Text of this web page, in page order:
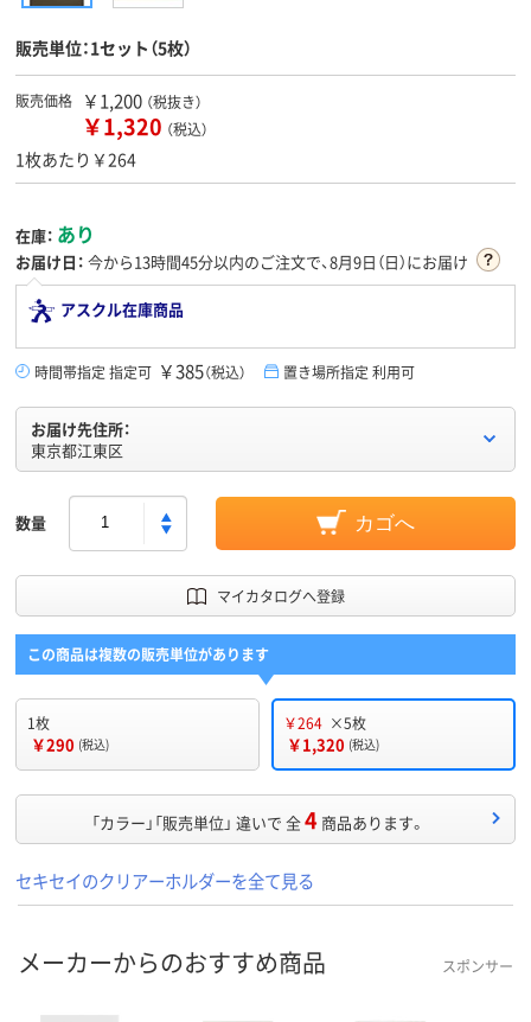
販売単位：1セット（5枚）
販売価格 ￥1,200 （税抜き）
￥1,320 （税込）
1枚あたり￥264
在庫： あり
お届け日： 今から13時間45分以内のご注文で、8月9日（日）にお届け
アスクル在庫商品
時間帯指定 指定可 ￥385（税込） 置き場所指定 利用可
お届け先住所：
東京都江東区
数量 カゴへ
マイカタログへ登録
この商品は複数の販売単位があります
1枚
￥290 (税込)
￥264 ×5枚
￥1,320 (税込)
「カラー」「販売単位」 違いで 全4 商品あります。
セキセイのクリアーホルダーを全て見る
メーカーからのおすすめ商品 スポンサー